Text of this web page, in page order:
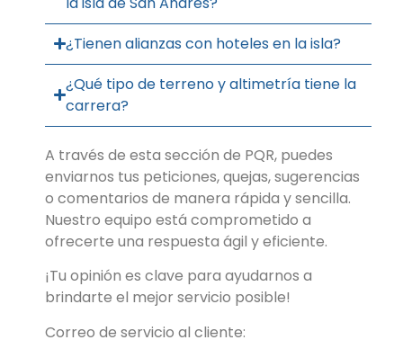
¿Tienen alianzas con hoteles en la isla?
¿Qué tipo de terreno y altimetría tiene la
carrera?
A través de esta sección de PQR, puedes
enviarnos tus peticiones, quejas, sugerencias
o comentarios de manera rápida y sencilla.
Nuestro equipo está comprometido a
ofrecerte una respuesta ágil y eficiente.
¡Tu opinión es clave para ayudarnos a
brindarte el mejor servicio posible!
Correo de servicio al cliente: